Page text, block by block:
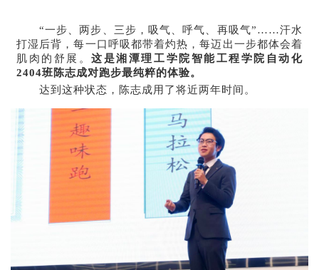
“一步、两步、三步，吸气、呼气、再吸气”……汗水
打湿后背，每一口呼吸都带着灼热，每迈出一步都体会着
肌肉的舒展。这是湘潭理工学院智能工程学院自动化
2404班陈志成对跑步最纯粹的体验。
达到这种状态，陈志成用了将近两年时间。